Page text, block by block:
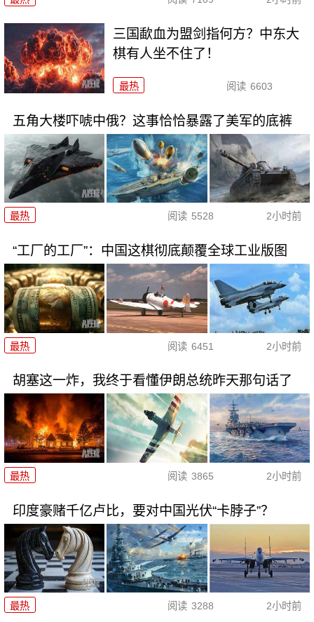
三国歃血为盟剑指何方？中东大
棋有人坐不住了！
最热 阅读 6603
五角大楼吓唬中俄？这事恰恰暴露了美军的底裤
最热 阅读 5528 2小时前
“工厂的工厂”：中国这棋彻底颠覆全球工业版图
最热 阅读 6451 2小时前
胡塞这一炸，我终于看懂伊朗总统昨天那句话了
最热 阅读 3865 2小时前
印度豪赌千亿卢比，要对中国光伏“卡脖子”？
最热 阅读 3288 2小时前